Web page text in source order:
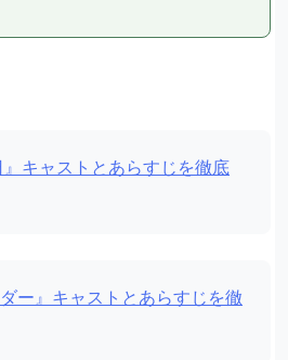
』キャストとあらすじを徹底
ー』キャストとあらすじを徹